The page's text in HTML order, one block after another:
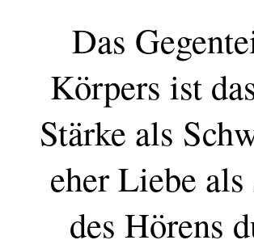
Das
Körpers ist
Stärke als
eher Liebe
des Hörens